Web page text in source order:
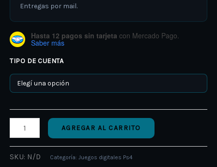
Entregas por mail.
Hasta 12 pagos sin tarjeta con Mercado Pago.
Saber más
TIPO DE CUENTA
AGREGAR AL CARRITO
SKU: N/D Categoría: Juegos digitales Ps4